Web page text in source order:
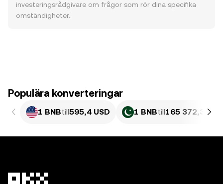
investeringsrådgivare om frågor som rör dina specifika
omständigheter.
Populära konverteringar
1 BNBtill595,4 USD 1 BNBtill165 372,35